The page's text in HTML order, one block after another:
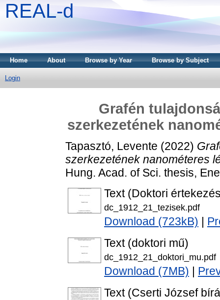
REAL-d
Home About Browse by Year Browse by Subject
Login
Grafén
szerkezetének
Tapasztó, Levente (2022)
szerkezetének nanométeres
Hung. Acad. of Sci. thesis,
Text (Doktori
dc_1912_21_tezisek.pdf
Download (723kB)
Text (doktori mű)
dc_1912_21_doktori_mu.pdf
Download (7MB)
Text (Cserti József